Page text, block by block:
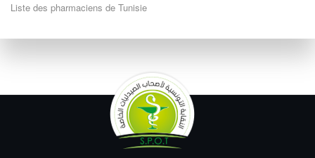
Liste des pharmaciens de Tunisie